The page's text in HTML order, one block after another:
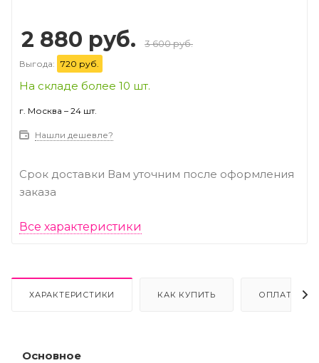
2 880 руб. 3 600 руб.
Выгода: 720 руб.
На складе более 10 шт.
г. Москва – 24 шт.
Нашли дешевле?
Срок доставки Вам уточним после оформления
заказа
Все характеристики
ХАРАКТЕРИСТИКИ КАК КУПИТЬ ОПЛАТА
Основное